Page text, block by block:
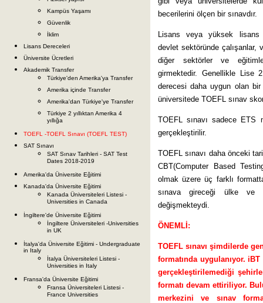
Kampüs Yaşamı
Güvenlik
İklim
Lisans Dereceleri
Üniversite Ücretleri
Akademik Transfer
Türkiye'den Amerika'ya Transfer
Amerika içinde Transfer
Amerika'dan Türkiye'ye Transfer
Türkiye 2 yıllıktan Amerika 4
yıllığa
TOEFL -TOEFL Sınavı (TOEFL TEST)
SAT Sınavı
SAT Sınav Tarihleri - SAT Test
Dates 2018-2019
Amerika'da Üniversite Eğitimi
Kanada'da Üniversite Eğitimi
Kanada Üniversiteleri Listesi -
Universities in Canada
İngiltere'de Üniversite Eğitimi
İngiltere Üniversiteleri -Universities
in UK
İtalya'da Üniversite Eğitimi - Undergraduate
in Italy
İtalya Üniversiteleri Listesi -
Universities in Italy
Fransa'da Üniversite Eğitimi
Fransa Üniversiteleri Listesi -
France Universities
becerilerini ölçen bir sınavdır.
Lisans veya yüksek lisans
devlet sektöründe çalışanlar,
diğer sektörler ve
girmektedir. Genellikle Lise
derecesi daha uygun olan
üniversitede TOEFL sınav
TOEFL sınavı sadece ETS
gerçekleştirilir.
TOEFL sınavı daha önceki
CBT(Computer Based
olmak üzere üç farklı
sınava gireceği ülke ve
değişmekteydi.
ÖNEMLİ:
TOEFL sınavı şimdilerde
formatında uygulanıyor.
gerçekleştirilemediği
formatı devam ettiriliyor.
merkezini ve sınav